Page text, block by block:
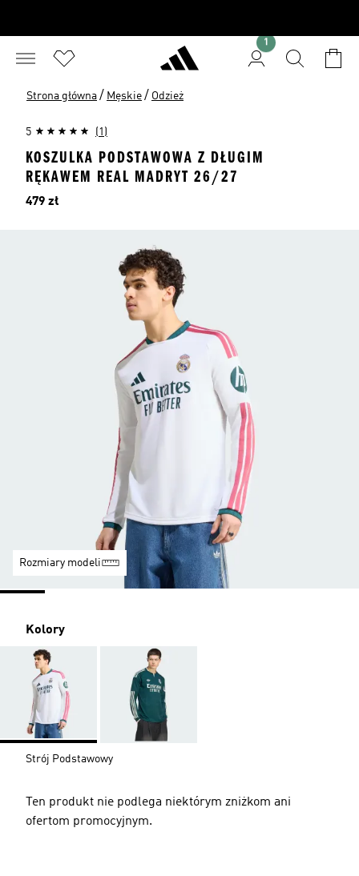
1
Strona główna / Męskie / Odzież
5 (1)
KOSZULKA PODSTAWOWA Z DŁUGIM
RĘKAWEM REAL MADRYT 26/27
Cena
479 zł
Rozmiary modeli
Kolory
Strój Podstawowy
Ten produkt nie podlega niektórym zniżkom ani
ofertom promocyjnym.